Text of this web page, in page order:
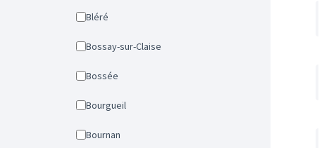
Bléré
Bossay-sur-Claise
Bossée
Bourgueil
Bournan